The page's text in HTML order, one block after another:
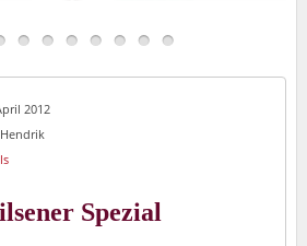
2012
Hendrik
Spezial